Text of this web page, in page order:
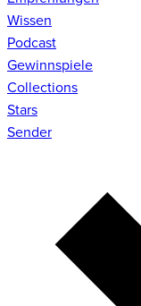
Wissen
Podcast
Gewinnspiele
Collections
Stars
Sender